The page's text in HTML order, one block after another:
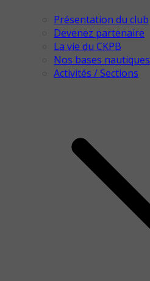
Présentation du club
Devenez partenaire
La vie du CKPB
Nos bases nautiques
Activités / Sections